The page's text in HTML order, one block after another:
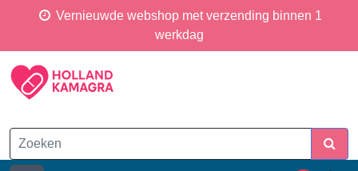
Vernieuwde webshop met verzending binnen 1
werkdag